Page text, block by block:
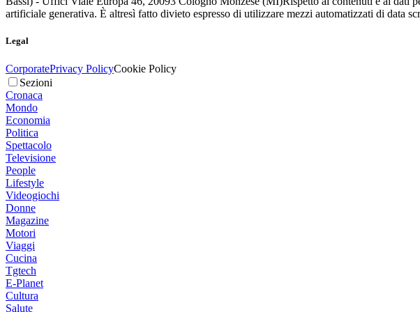
artificiale generativa. È altresì fatto divieto espresso di utilizzare mezzi automatizzati di data
Legal
CorporatePrivacy PolicyCookie Policy
Sezioni
Cronaca
Mondo
Economia
Politica
Spettacolo
Televisione
People
Lifestyle
Videogiochi
Donne
Magazine
Motori
Viaggi
Cucina
Tgtech
E-Planet
Cultura
Salute